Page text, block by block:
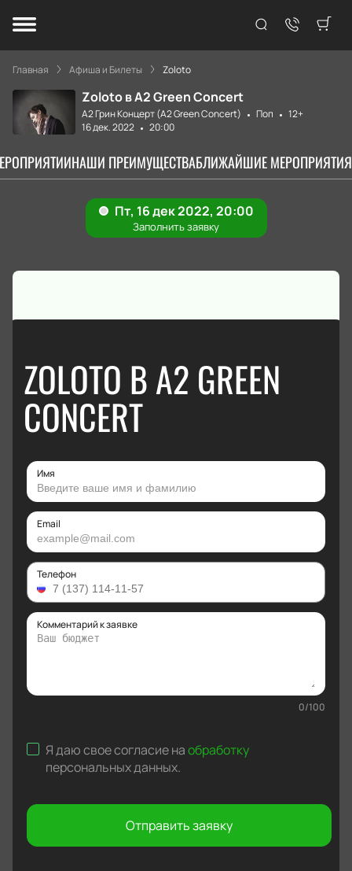
Главная Афиша и Билеты Zoloto
Zoloto в А2 Green Concert
А2 Грин Концерт (A2 Green Concert) Поп
12+
16 дек. 2022
20:00
НАШИ ПРЕИМУЩЕСТВАБЛИЖАЙШИЕ МЕРОПРИЯТИЯ
ZOLOTO В А2 GREEN
CONCERT
Имя
Email
Телефон
Комментарий к заявке
0/100
Я даю свое согласие наобработку
персональных данных.
Отправить заявку